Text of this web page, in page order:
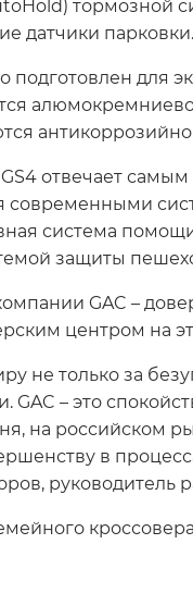
тормозной
датчики парковки.
подготовлен для
отвечает
система
защиты
GAC –
центром на
не только за
GAC – это
на российском
в
руководитель